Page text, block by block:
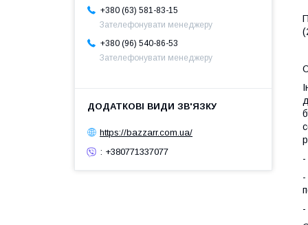
-
-
-
+380 (63) 581-83-15
Зателефонувати менеджеру
+380 (96) 540-86-53
Зателефонувати менеджеру
https://bazzarr.com.ua/
: +380771337077